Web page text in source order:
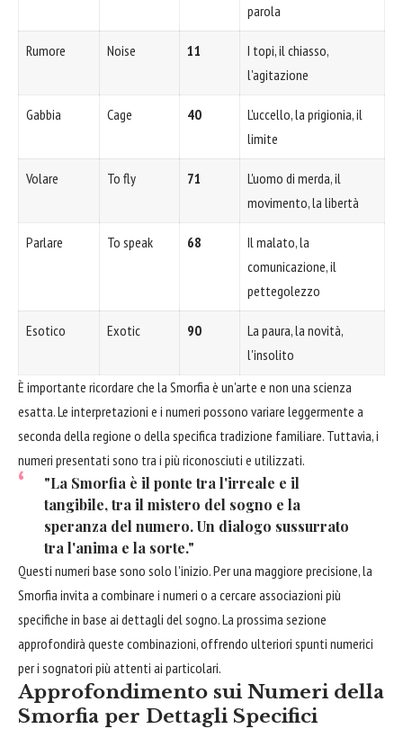
parola
Rumore Noise 11
I topi, il chiasso,
l'agitazione
Gabbia Cage 40
L'uccello, la prigionia, il
limite
Volare To fly 71
L'uomo di merda, il
movimento, la libertà
Parlare To speak 68
Il malato, la
comunicazione, il
pettegolezzo
Esotico Exotic 90
La paura, la novità,
l'insolito
È importante ricordare che la Smorfia è un'arte e non una scienza
esatta. Le interpretazioni e i numeri possono variare leggermente a
seconda della regione o della specifica tradizione familiare. Tuttavia, i
numeri presentati sono tra i più riconosciuti e utilizzati.
"La Smorfia è il ponte tra l'irreale e il
tangibile, tra il mistero del sogno e la
speranza del numero. Un dialogo sussurrato
tra l'anima e la sorte."
Questi numeri base sono solo l'inizio. Per una maggiore precisione, la
Smorfia invita a combinare i numeri o a cercare associazioni più
specifiche in base ai dettagli del sogno. La prossima sezione
approfondirà queste combinazioni, offrendo ulteriori spunti numerici
per i sognatori più attenti ai particolari.
Approfondimento sui Numeri della
Smorfia per Dettagli Specifici